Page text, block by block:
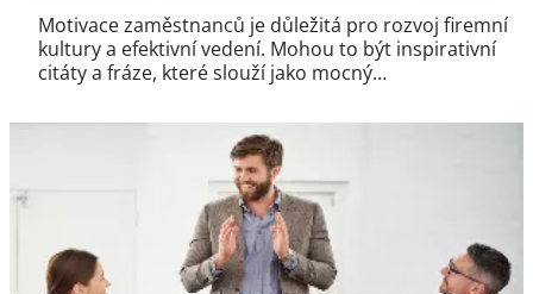
Motivace zaměstnanců je důležitá pro rozvoj firemní
kultury a efektivní vedení. Mohou to být inspirativní
citáty a fráze, které slouží jako mocný…